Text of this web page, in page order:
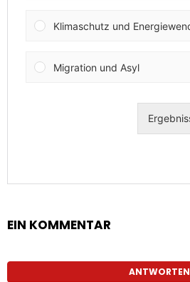
EIN KOMMENTAR
ANTWORTEN